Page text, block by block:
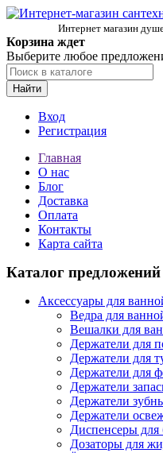
Интернет магазин
Корзина ждет
Выберите любое
Найти
Вход
Регистрация
Главная
О нас
Блог
Доставка
Оплата
Контакты
Карта сайта
Каталог предложений
Аксессуары для
Ведра для
Вешалки для
Держатели для
Держатели для
Держатели для
Держатели
Держатели
Держатели
Диспенсеры
Дозаторы для